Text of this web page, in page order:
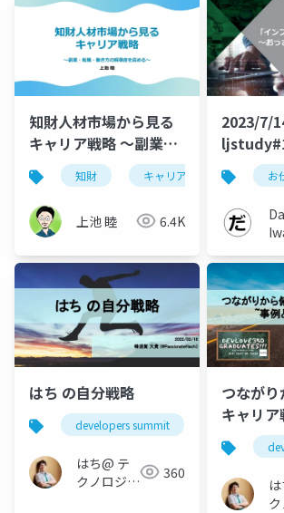
知財人材市場から見る
キャリア戦略 ～副業・
転職・働き方の解像度
を高める～
知財 キャリア 複業
上池 睦 6.4K
2023/7/
エンジ
戦略」
ーク
お
はち の自分戦略
developers summit デブサミ
はち@ テ
クノロジー
360
つなが
キャリ
活用法の